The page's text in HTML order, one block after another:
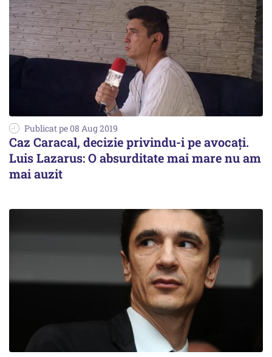
Publicat pe 08 Aug 2019
Caz Caracal, decizie privindu-i pe avocaţi.
Luis Lazarus: O absurditate mai mare nu am
mai auzit